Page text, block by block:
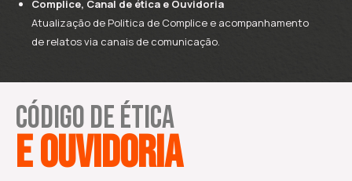
Complice, Canal de ética e Ouvidoria
Atualização de Politica de Complice e acompanhamento
de relatos via canais de comunicação.
Código de ética
e Ouvidoria